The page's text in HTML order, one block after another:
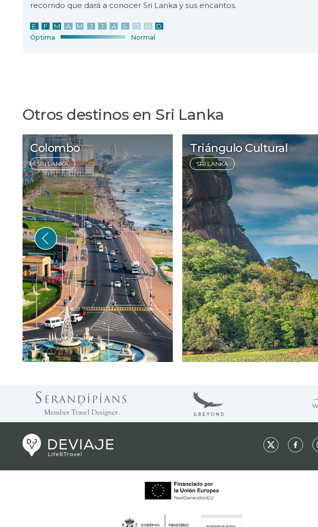
recorrido que dará a conocer Sri Lanka y sus encantos.
E F M A M J J A S O N
D
Óptima
Normal
Otros destinos en Sri Lanka
Colombo
SRI LANKA
Triángulo Cultural
SRI LANKA